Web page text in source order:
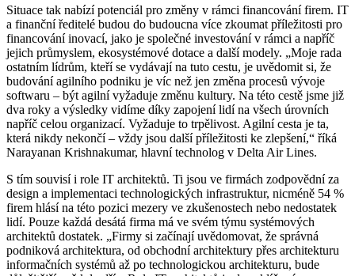
Situace tak nabízí potenciál pro změny v rámci financování firem. IT
a finanční ředitelé budou do budoucna více zkoumat příležitosti pro
financování inovací, jako je společné investování v rámci a napříč
jejich průmyslem, ekosystémové dotace a další modely. „Moje rada
ostatním lídrům, kteří se vydávají na tuto cestu, je uvědomit si, že
budování agilního podniku je víc než jen změna procesů vývoje
softwaru – být agilní vyžaduje změnu kultury. Na této cestě jsme již
dva roky a výsledky vidíme díky zapojení lidí na všech úrovních
napříč celou organizací. Vyžaduje to trpělivost. Agilní cesta je ta,
která nikdy nekončí – vždy jsou další příležitosti ke zlepšení,“ říká
Narayanan Krishnakumar, hlavní technolog v Delta Air Lines.
S tím souvisí i role IT architektů. Ti jsou ve firmách zodpovědní za
design a implementaci technologických infrastruktur, nicméně 54 %
firem hlásí na této pozici mezery ve zkušenostech nebo nedostatek
lidí. Pouze každá desátá firma má ve svém týmu systémových
architektů dostatek. „Firmy si začínají uvědomovat, že správná
podniková architektura, od obchodní architektury přes architekturu
informačních systémů až po technologickou architekturu, bude